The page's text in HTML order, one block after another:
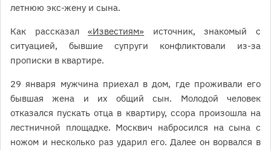
летнюю экс-жену и сына.
Как рассказал«Известиям» источник, знакомый с
ситуацией, бывшие супруги конфликтовали из-за
прописки в квартире.
29 января мужчина приехал в дом, где проживали его
бывшая жена и их общий сын. Молодой человек
отказался пускать отца в квартиру, ссора произошла на
лестничной площадке. Москвич набросился на сына с
ножом и несколько раз ударил его. Далее он ворвался в